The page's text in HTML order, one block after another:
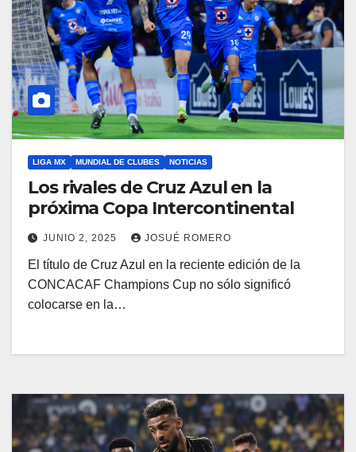
LIGA MX MUNDIAL DE CLUBES NOTICIAS
Los rivales de Cruz Azul en la
próxima Copa Intercontinental
JUNIO 2, 2025 JOSUÉ ROMERO
El título de Cruz Azul en la reciente edición de la
CONCACAF Champions Cup no sólo significó
colocarse en la…